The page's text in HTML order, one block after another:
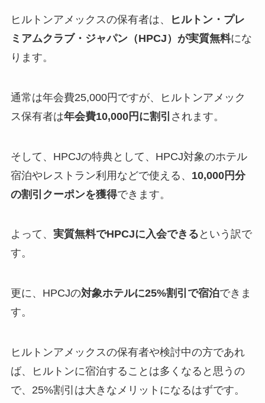
ヒルトンアメックスの保有者は、
ヒルトン・プレ
ミアムクラブ・ジャパン（HPCJ）が実質無料にな
ります。
通常は年会費25,000円ですが、ヒルトンアメック
ス保有者は年会費10,000円に割引 されます。
そして、HPCJの特典として、HPCJ対象のホテル
宿泊やレストラン利用などで使える、 10,000円分
の割引クーポンを獲得できます。
よって、 実質無料でHPCJに入会できる という訳で
す。
更に、HPCJの対象ホテルに25%割引で宿泊できま
す。
ヒルトンアメックスの保有者や検討中の方であれ
ば、ヒルトンに宿泊することは多くなると思うの
で、25%割引は大きなメリットになるはずです。